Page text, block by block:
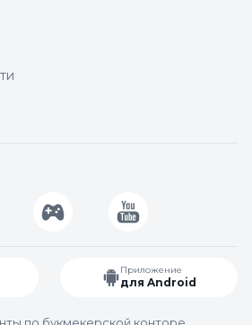
Приложение
для Android